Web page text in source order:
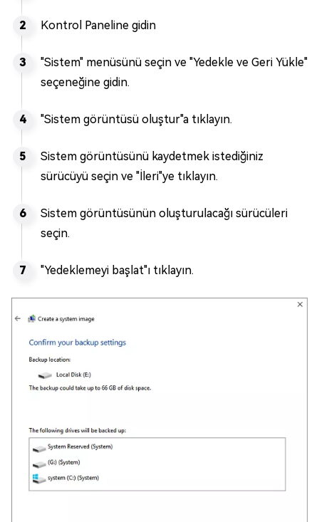
Kontrol Paneline gidin
"Sistem" menüsünü seçin ve "Yedekle ve Geri Yükle"
seçeneğine gidin.
"Sistem görüntüsü oluştur"a tıklayın.
Sistem görüntüsünü kaydetmek istediğiniz
sürücüyü seçin ve "İleri"ye tıklayın.
Sistem görüntüsünün oluşturulacağı sürücüleri
seçin.
"Yedeklemeyi başlat"ı tıklayın.